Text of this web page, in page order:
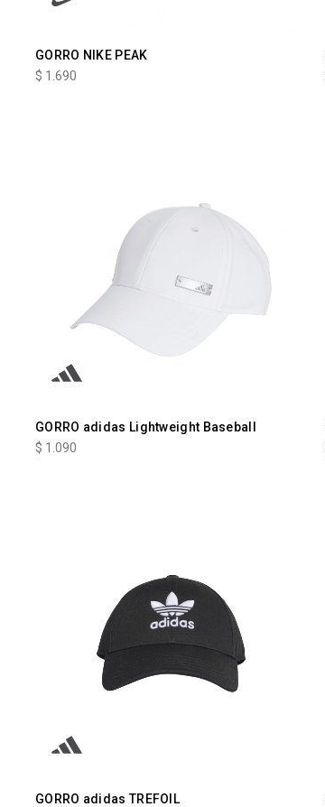
GORRO NIKE PEAK
$ 1.690
GORRO adidas Lightweight Baseball
$ 1.090
GORRO adidas TREFOIL